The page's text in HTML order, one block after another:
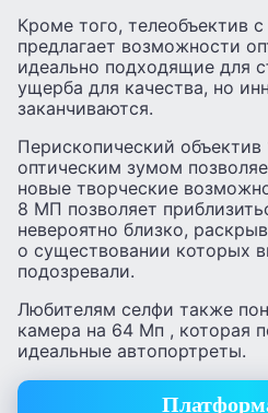
Кроме того, телеобъектив
предлагает возможности
идеально подходящие для
ущерба для качества, но
заканчиваются.
Перископический
оптическим зумом
новые творческие
8 МП позволяет
невероятно близко,
о существовании которых
подозревали.
Любителям селфи также
камера на 64 Мп , которая
идеальные автопортреты.